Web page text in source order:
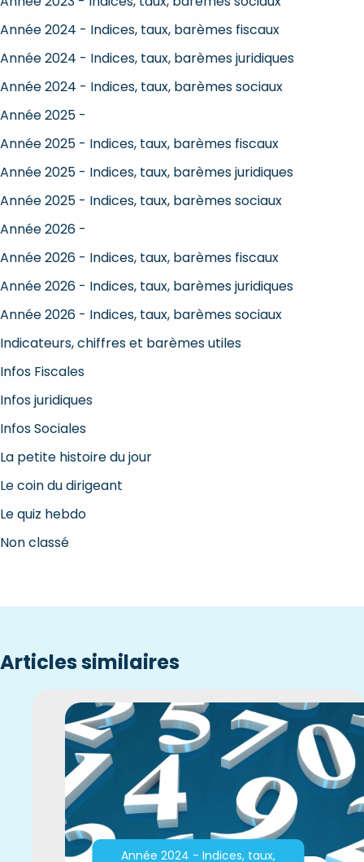
Année 2024 - Indices, taux, barèmes fiscaux
Année 2024 - Indices, taux, barèmes juridiques
Année 2024 - Indices, taux, barèmes sociaux
Année 2025 -
Année 2025 - Indices, taux, barèmes fiscaux
Année 2025 - Indices, taux, barèmes juridiques
Année 2025 - Indices, taux, barèmes sociaux
Année 2026 -
Année 2026 - Indices, taux, barèmes fiscaux
Année 2026 - Indices, taux, barèmes juridiques
Année 2026 - Indices, taux, barèmes sociaux
Indicateurs, chiffres et barèmes utiles
Infos Fiscales
Infos juridiques
Infos Sociales
La petite histoire du jour
Le coin du dirigeant
Le quiz hebdo
Non classé
Articles similaires
Année 2024 - Indices, taux,